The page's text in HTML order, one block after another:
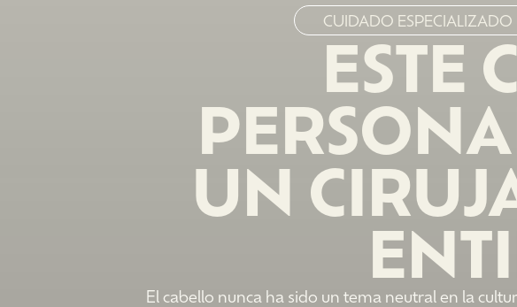
CUIDADO
ESTE
UN
El cabello nunca ha sido un tema neutral en la